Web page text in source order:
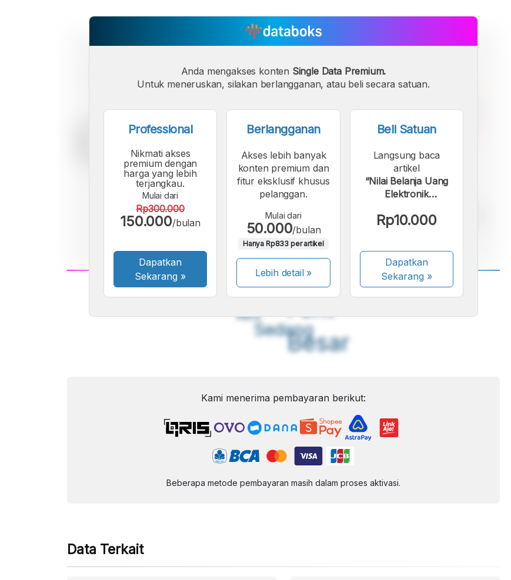
A
Font
Kecil
A
Sedang
A
Besar
Anda mengakses konten Single Data Premium.
Untuk meneruskan, silakan berlangganan, atau beli secara satuan.
Professional
Nikmati akses
premium dengan
harga yang lebih
terjangkau.
Mulai dari
Rp300.000
150.000/bulan
Dapatkan
Sekarang »
Berlangganan
Akses lebih banyak
konten premium dan
fitur eksklusif khusus
pelanggan.
Mulai dari
50.000/bulan
Hanya Rp833 per artikel
Lebih detail »
Beli Satuan
Langsung baca
artikel
“Nilai Belanja Uang
Elektronik
ATM dan Kartu
Rp10.000
Dapatkan
Sekarang»
Kami menerima pembayaran berikut:
Beberapa metode pembayaran masih dalam proses aktivasi.
Data Terkait